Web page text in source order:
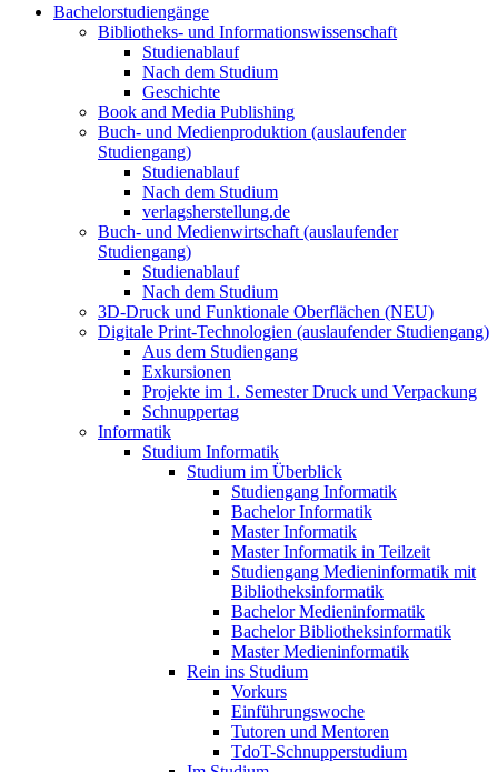
Bachelorstudiengänge
Bibliotheks- und Informationswissenschaft
Studienablauf
Nach dem Studium
Geschichte
Book and Media Publishing
Buch- und Medienproduktion (auslaufender
Studiengang)
Studienablauf
Nach dem Studium
verlagsherstellung.de
Buch- und Medienwirtschaft (auslaufender
Studiengang)
Studienablauf
Nach dem Studium
3D-Druck und Funktionale Oberflächen (NEU)
Digitale Print-Technologien (auslaufender Studiengang)
Aus dem Studiengang
Exkursionen
Projekte im 1. Semester Druck und Verpackung
Schnuppertag
Informatik
Studium Informatik
Studium im Überblick
Studiengang Informatik
Bachelor Informatik
Master Informatik
Master Informatik in Teilzeit
Studiengang Medieninformatik mit
Bibliotheksinformatik
Bachelor Medieninformatik
Bachelor Bibliotheksinformatik
Master Medieninformatik
Rein ins Studium
Vorkurs
Einführungswoche
Tutoren und Mentoren
TdoT-Schnupperstudium